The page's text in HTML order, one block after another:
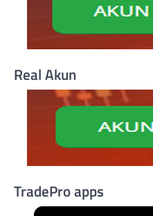
Real Akun
TradePro apps